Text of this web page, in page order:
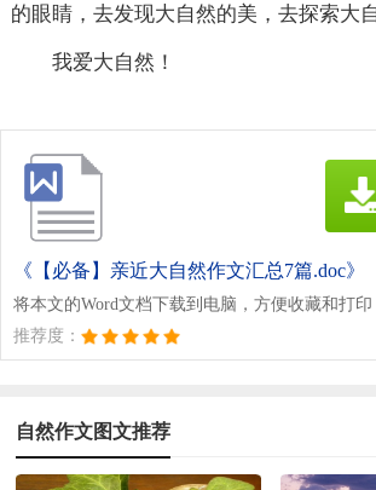
的眼睛，去发现大自然的美，去探索大
我爱大自然！
《【必备】亲近大自然作文汇总7篇.doc》
将本文的Word文档下载到电脑，方便收藏和打印
推荐度：
自然作文图文推荐